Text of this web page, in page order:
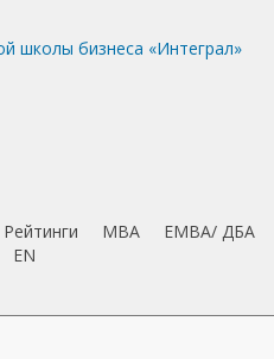
MBA
EMBA/ ДБA
EN